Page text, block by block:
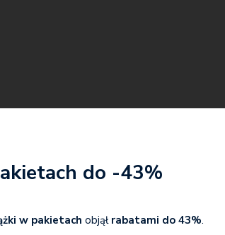
do -43%
w pakietach objął rabatami do 43%.